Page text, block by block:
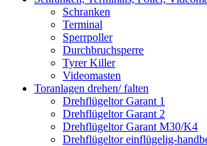
Schranken
Terminal
Sperrpoller
Durchbruchsperre
Tyrer Killer
Videomasten
Toranlagen drehen/ falten
Drehflügeltor Garant 1
Drehflügeltor Garant 2
Drehflügeltor Garant M30/K4
Drehflügeltor einflügelig-